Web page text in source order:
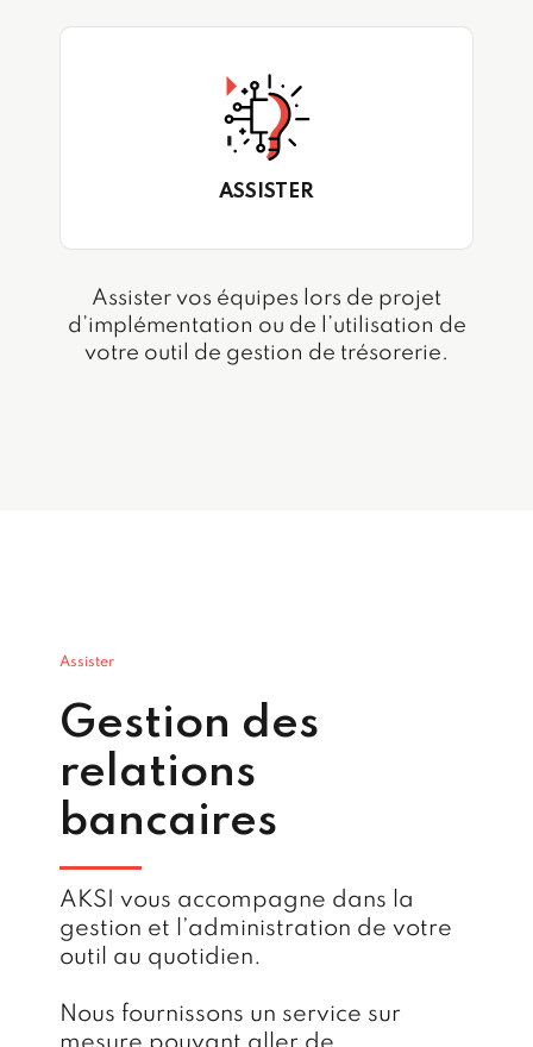
ASSISTER
Assister vos équipes lors de projet
d’implémentation ou de l’utilisation de
votre outil de gestion de trésorerie.
Assister
Gestion des
relations
bancaires
AKSI vous accompagne dans la
gestion et l’administration de votre
outil au quotidien.
Nous fournissons un service sur